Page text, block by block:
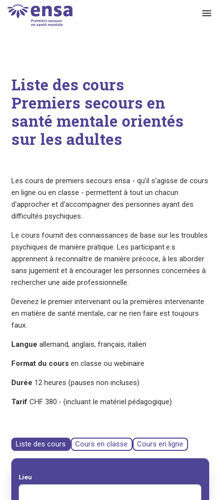
menu
Liste des cours
Premiers secours en
santé mentale orientés
sur les adultes
Les cours de premiers secours ensa - qu'il s'agisse de cours
en ligne ou en classe - permettent à tout un chacun
d'approcher et d'accompagner des personnes ayant des
difficultés psychiques.
Le cours fournit des connaissances de base sur les troubles
psychiques de manière pratique. Les participant.e.s
apprennent à reconnaître de manière précoce, à les aborder
sans jugement et à encourager les personnes concernées à
rechercher une aide professionnelle.
Devenez le premier intervenant ou la premières intervenante
en matière de santé mentale, car ne rien faire est toujours
faux.
Langue allemand, anglais, français, italien
Format du cours en classe ou webinaire
Durée 12 heures (pauses non incluses)
Tarif CHF 380.- (incluant le matériel pédagogique)
Liste des cours Cours en classe Cours en ligne
Lieu